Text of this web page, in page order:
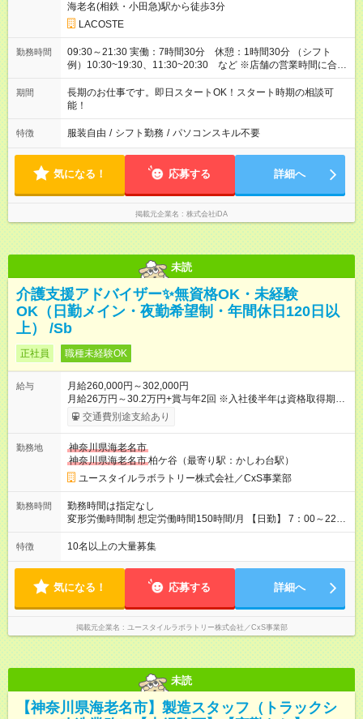
海老名(相鉄・小田急)駅から徒歩3分
LACOSTE
勤務時間
09:30～21:30 実働：7時間30分 休憩：1時間30分 （シフト
例）10:30~19:30、11:30~20:30 など ※店舗の営業時間に合わ
せたシフト制、残業はほとんどございません！
期間
長期のお仕事です。即日スタートOK！スタート時期の相談可
能！
特徴 服装自由 / シフト勤務 / パソコンスキル不要
気になる！ 応募する 詳細へ
掲載元企業名 株式会社iDA
未読
介護支援アドバイザー✨無資格OK・未経験
OK（日勤メイン・夜勤希望制・年間休日120日以
上） /Sb
正社員 職種未経験OK
給与
月給260,000円～302,000円
月給26万円～30.2万円+賞与年2回 ※入社後半年は資格取得期間
として研修月給22.9万円～になる場合がございます。 （保有資
格・経験等により変動） 【入社後のモデル月収】 ［入社］ 無
／月収26万円 ［入社3年］ エリアリーダー・介護福祉士／月
収30.2万円 ［入社3年目以降］ ジュニアコーディネー／月収
36.6万円以上 ※経験・能力等を考慮。 【試用期間】試用期間あ
り 試用期間の長さ：2ヶ月 雇用形態、給与は本採用時と同じで
す。
交通費別途支給あり
勤務地
神奈川県海老名市
神奈川県海老名市柏ケ谷（最寄り駅：かしわ台駅）
ユースタイルラボラトリー株式会社／CxS事業部
勤務時間
勤務時間は指定なし
変形労働時間制 想定労働時間150時間/月 【日勤】 7：00～22：
00の間で7.5時間勤務／休憩1時間 【夜勤】 17：00～翌10：00
の15時間勤務／休憩2時間 ※勤務時間は各施設のシフトによるシ
程度）
特徴 10名以上の大量募集
気になる！ 応募する 詳細へ
掲載元企業名 ユースタイルラボラトリー株式会社／CxS事業部
未読
【神奈川県海老名市】製造スタッフ（トラックシ